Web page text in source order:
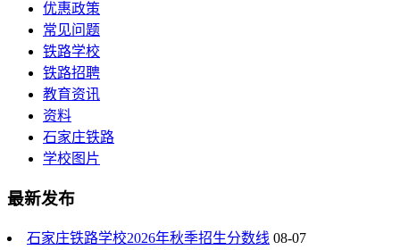
优惠政策
常见问题
铁路学校
铁路招聘
教育资讯
资料
石家庄铁路
学校图片
最新发布
石家庄铁路学校2026年秋季招生分数线 08-07